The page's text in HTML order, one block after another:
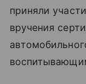
приняли
вручения